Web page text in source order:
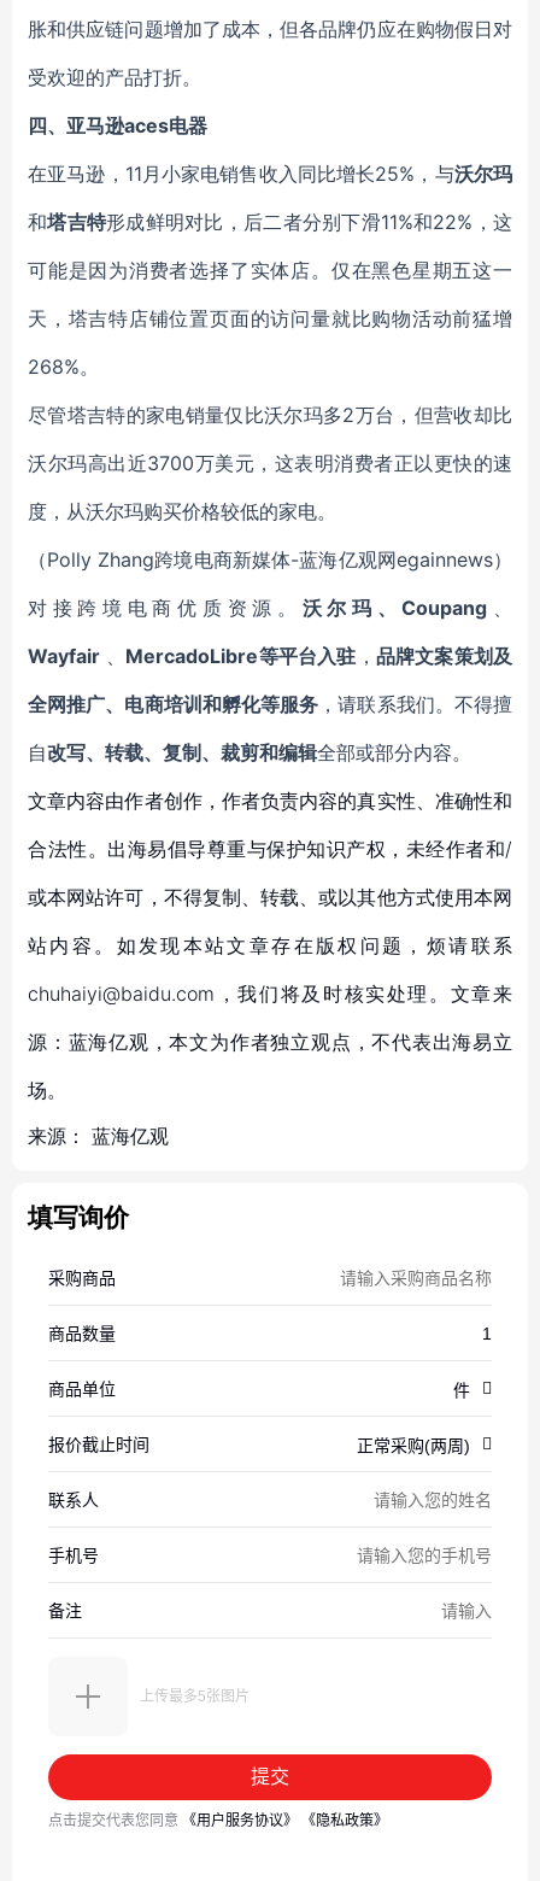
胀和供应链问题增加了成本，但各品牌仍应在购物假日对
受欢迎的产品打折。
四、亚马逊aces电器
在亚马逊，11月小家电销售收入同比增长25%，与沃尔玛
和塔吉特形成鲜明对比，后二者分别下滑11%和22%，这
可能是因为消费者选择了实体店。仅在黑色星期五这一
天，塔吉特店铺位置页面的访问量就比购物活动前猛增
268%。
尽管塔吉特的家电销量仅比沃尔玛多2万台，但营收却比
沃尔玛高出近3700万美元，这表明消费者正以更快的速
度，从沃尔玛购买价格较低的家电。
（Polly Zhang跨境电商新媒体-蓝海亿观网egainnews）
对接跨境电商优质资源。 沃尔玛、Coupang 、
Wayfair 、 MercadoLibre等平台入驻 ， 品牌文案策划及
全网推广、电商培训和孵化等服务 ，请联系我们。不得擅
自改写、转载、复制、裁剪和编辑全部或部分内容。
文章内容由作者创作，作者负责内容的真实性、准确性和
合法性。出海易倡导尊重与保护知识产权，未经作者和/
或本网站许可，不得复制、转载、或以其他方式使用本网
站内容。如发现本站文章存在版权问题，烦请联系
chuhaiyi@baidu.com，我们将及时核实处理。文章来
源：蓝海亿观，本文为作者独立观点，不代表出海易立
场。
来源： 蓝海亿观
填写询价